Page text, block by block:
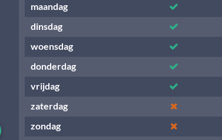
maandag
dinsdag
woensdag
donderdag
vrijdag
zaterdag
zondag